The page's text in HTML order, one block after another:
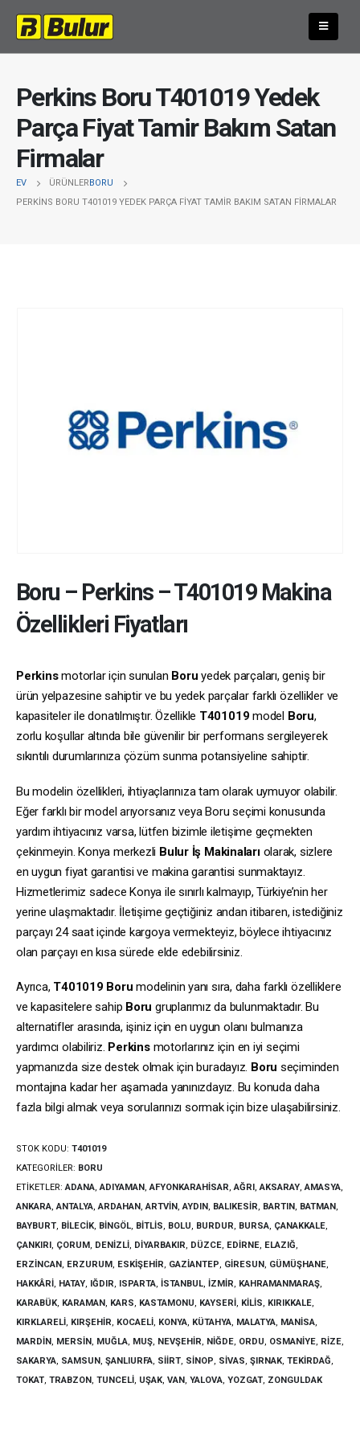
Perkins Boru T401019 Yedek
Parça Fiyat Tamir Bakım Satan
Firmalar
EV ÜRÜNLERBORU
PERKINS BORU T401019 YEDEK PARÇA FIYAT TAMIR BAKIM SATAN FIRMALAR
Boru – Perkins–T401019Makina
Özellikleri Fiyatları
Perkinsmotorlar için sunulan Boru yedek parçaları, geniş bir
ürün yelpazesine sahiptir ve bu yedek parçalar farklı özellikler ve
kapasiteler ile donatılmıştır. Özellikle T401019 model Boru,
zorlu koşullar altında bile güvenilir bir performans sergileyerek
sıkıntılı durumlarınıza çözüm sunma potansiyeline sahiptir.
Bu modelin özellikleri, ihtiyaçlarınıza tam olarak uymuyor olabilir.
Eğer farklı bir model arıyorsanız veya Boru seçimi konusunda
yardım ihtiyacınız varsa, lütfen bizimle iletişime geçmekten
çekinmeyin. Konya merkezli Bulur İş Makinalarıolarak, sizlere
en uygun fiyat garantisi ve makina garantisi sunmaktayız.
Hizmetlerimiz sadece Konya ile sınırlı kalmayıp, Türkiye’nin her
yerine ulaşmaktadır. İletişime geçtiğiniz andan itibaren, istediğiniz
parçayı 24 saat içinde kargoya vermekteyiz, böylece ihtiyacınız
olan parçayı en kısa sürede elde edebilirsiniz.
Ayrıca, T401019 Boru modelinin yanı sıra, daha farklı özelliklere
ve kapasitelere sahip Boru gruplarımız da bulunmaktadır. Bu
alternatifler arasında, işiniz için en uygun olanı bulmanıza
yardımcı olabiliriz. Perkinsmotorlarınız için en iyi seçimi
yapmanızda size destek olmak için buradayız. Boru seçiminden
montajına kadar her aşamada yanınızdayız. Bu konuda daha
fazla bilgi almak veya sorularınızı sormak için bize ulaşabilirsiniz.
STOK KODU: T401019
KATEGORILER: BORU
ETIKETLER:ADANA,ADIYAMAN,AFYONKARAHISAR,AĞRI,AKSARAY,AMASYA,
ANKARA,ANTALYA,ARDAHAN,ARTVIN,AYDIN, BALIKESIR, BARTIN, BATMAN,
BAYBURT, BILECIK, BINGÖL, BITLIS, BOLU, BURDUR, BURSA, ÇANAKKALE,
ÇANKIRI, ÇORUM, DENIZLI, DIYARBAKIR, DÜZCE, EDIRNE, ELAZIĞ,
ERZINCAN, ERZURUM, ESKIŞEHIR, GAZIANTEP, GIRESUN, GÜMÜŞHANE,
HAKKÂRI, HATAY, IĞDIR, ISPARTA, İSTANBUL, İZMIR, KAHRAMANMARAŞ,
KARABÜK, KARAMAN, KARS, KASTAMONU, KAYSERI, KILIS, KIRIKKALE,
KIRKLARELI, KIRŞEHIR, KOCAELI, KONYA, KÜTAHYA, MALATYA, MANISA,
MARDIN, MERSIN, MUĞLA, MUŞ, NEVŞEHIR, NIĞDE, ORDU, OSMANIYE, RIZE,
SAKARYA, SAMSUN, ŞANLIURFA, SIIRT, SINOP, SIVAS, ŞIRNAK, TEKIRDAĞ,
TOKAT, TRABZON, TUNCELI, UŞAK, VAN, YALOVA, YOZGAT, ZONGULDAK